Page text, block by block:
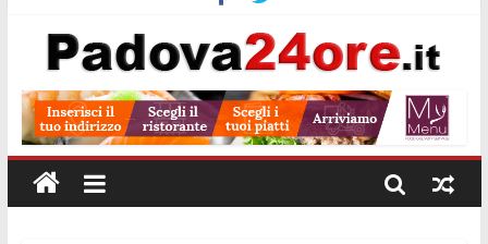
Slow Looking agli Eremitani: un’ora per osservare davvero
un’opera
Notizie di Padova alle ore 21: lavoratore morto, credito sul
Orto Botanico Padova: visite ed escursioni fino a settembre
Concorso Università di Padova: 5 funzionari, domande entro il
7 agosto